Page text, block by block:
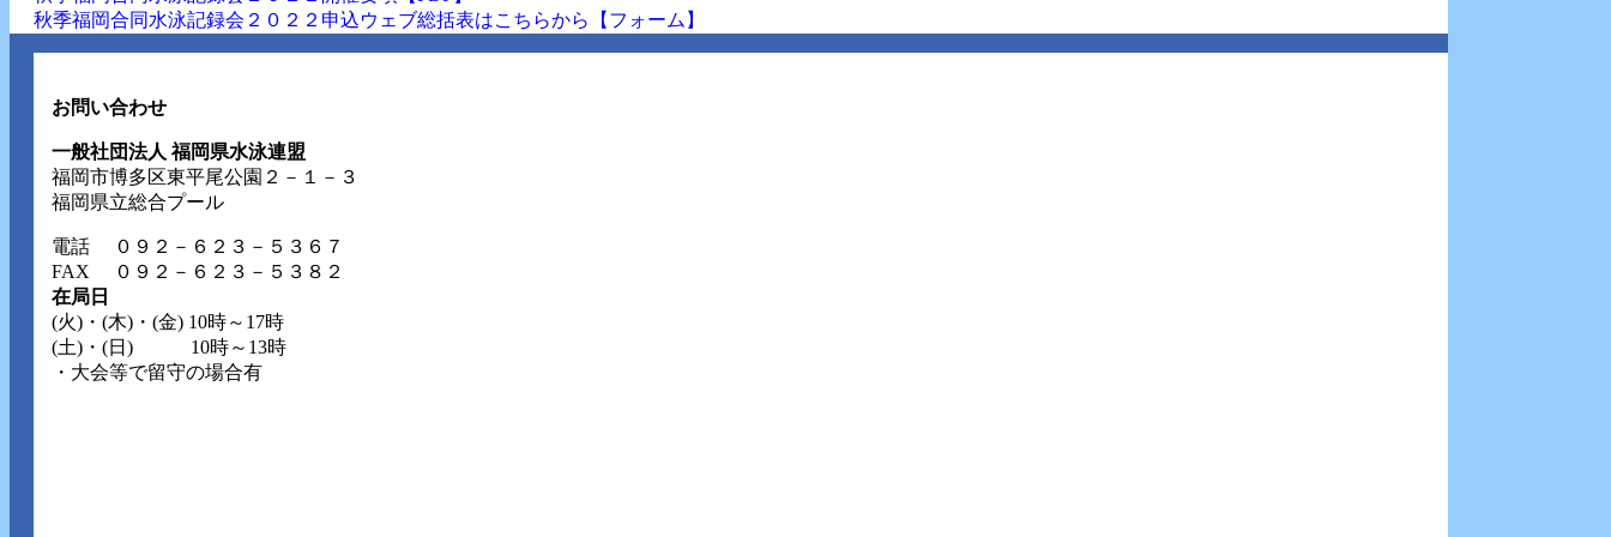
秋季福岡合同水泳記録会２０２２申込ウェブ総括表はこちらから【フォーム】
お問い合わせ
一般社団法人 福岡県水泳連盟
福岡市博多区東平尾公園２－１－３
福岡県立総合プール
電話
０９２－６２３－５３６７
FAX ０９２－６２３－５３８２
在局日
(火)・(木)・(金) 10時～17時
(土)・(日) 10時～13時
・大会等で留守の場合有